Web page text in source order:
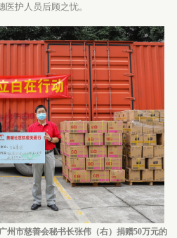
护人员后顾之忧。
州市慈善会秘书长张伟（右）捐赠50万元的